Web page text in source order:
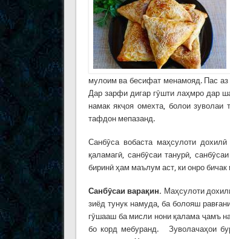
мулоим ва бесифат менамояд. Пас аз
Дар зарфи дигар гӯшти лаҳмро дар
намак якҷоя омехта, болои зуволаи
тафдон мепазанд.
Санбӯса вобаста маҳсулоти
қаламагӣ, санбӯсаи танурӣ,
биринӣ ҳам маълум аст, ки онро
Санбӯсаи варақин. Маҳсулоти
зиёд тунук намуда, ба болояш
гӯшааш ба мисли нони қалама ҷамъ
бо корд мебуранд. Зуволачаҳои